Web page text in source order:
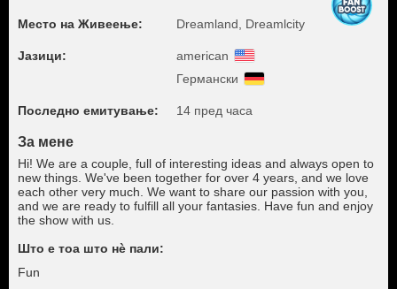
Место на Живеење: Dreamland, Dreamlcity
Јазици:
american
Германски
Последно емитување: 14 пред часа
За мене
Hi! We are a couple, full of interesting ideas and always open to
new things. We've been together for over 4 years, and we love
each other very much. We want to share our passion with you,
and we are ready to fulfill all your fantasies. Have fun and enjoy
the show with us.
Што е тоа што нѐ пали:
Fun